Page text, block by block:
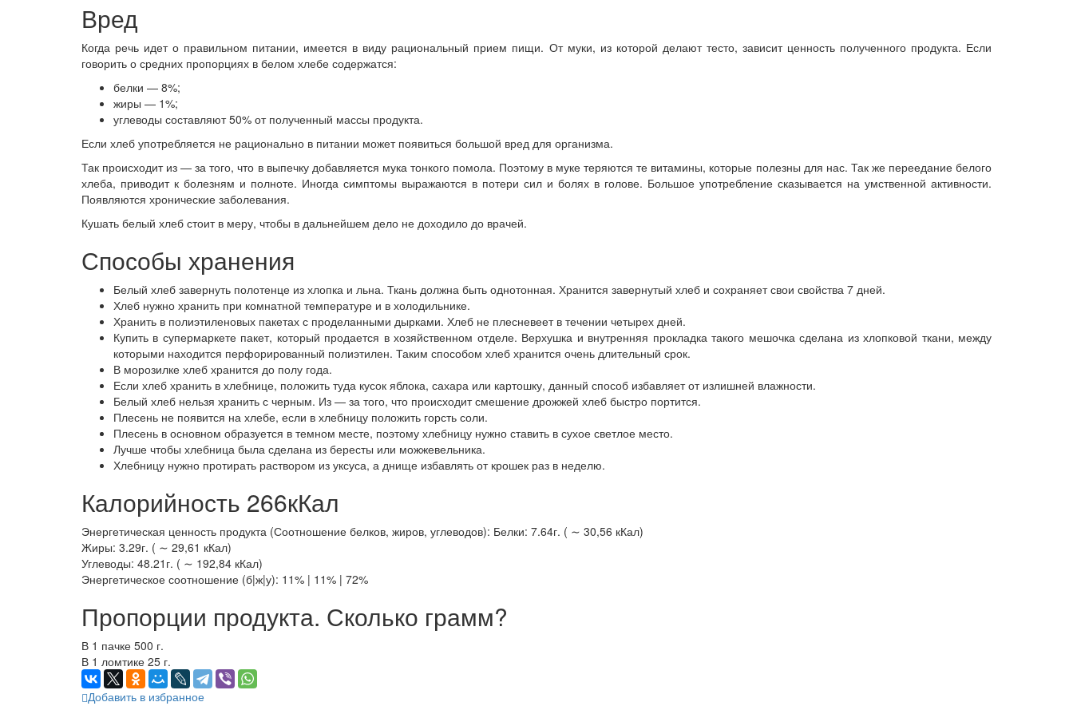
Вред
Когда речь идет о правильном питании, имеется в виду рациональный прием пищи. От муки, из которой делают тесто, зависит ценность полученного продукта. Если
говорить о средних пропорциях в белом хлебе содержатся:
белки — 8%;
жиры — 1%;
углеводы составляют 50% от полученный массы продукта.
Если хлеб употребляется не рационально в питании может появиться большой вред для организма.
Так происходит из — за того, что в выпечку добавляется мука тонкого помола. Поэтому в муке теряются те витамины, которые полезны для нас. Так же переедание белого
хлеба, приводит к болезням и полноте. Иногда симптомы выражаются в потери сил и болях в голове. Большое употребление сказывается на умственной активности.
Появляются хронические заболевания.
Кушать белый хлеб стоит в меру, чтобы в дальнейшем дело не доходило до врачей.
Способы хранения
Белый хлеб завернуть полотенце из хлопка и льна. Ткань должна быть однотонная. Хранится завернутый хлеб и сохраняет свои свойства 7 дней.
Хлеб нужно хранить при комнатной температуре и в холодильнике.
Хранить в полиэтиленовых пакетах с проделанными дырками. Хлеб не плесневеет в течении четырех дней.
Купить в супермаркете пакет, который продается в хозяйственном отделе. Верхушка и внутренняя прокладка такого мешочка сделана из хлопковой ткани, между
которыми находится перфорированный полиэтилен. Таким способом хлеб хранится очень длительный срок.
В морозилке хлеб хранится до полу года.
Если хлеб хранить в хлебнице, положить туда кусок яблока, сахара или картошку, данный способ избавляет от излишней влажности.
Белый хлеб нельзя хранить с черным. Из — за того, что происходит смешение дрожжей хлеб быстро портится.
Плесень не появится на хлебе, если в хлебницу положить горсть соли.
Плесень в основном образуется в темном месте, поэтому хлебницу нужно ставить в сухое светлое место.
Лучше чтобы хлебница была сделана из бересты или можжевельника.
Хлебницу нужно протирать раствором из уксуса, а днище избавлять от крошек раз в неделю.
Калорийность 266кКал
Энергетическая ценность продукта (Соотношение белков, жиров, углеводов): Белки: 7.64г. ( ∼ 30,56 кКал)
Жиры: 3.29г. ( ∼ 29,61 кКал)
Углеводы: 48.21г. ( ∼ 192,84 кКал)
Энергетическое соотношение (б|ж|у): 11% | 11% | 72%
Пропорции продукта. Сколько грамм?
В 1 пачке 500 г.
В 1 ломтике 25 г.
Добавить в избранное